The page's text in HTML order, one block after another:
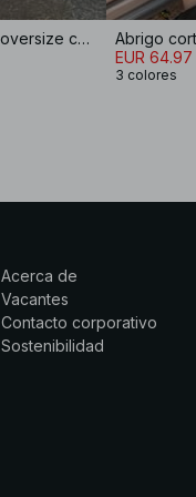
Abrigo corto de mezcla de lana oversize con detalle en las mangas
EUR 64.97
3 colores
Acerca de
Vacantes
Contacto corporativo
Sostenibilidad